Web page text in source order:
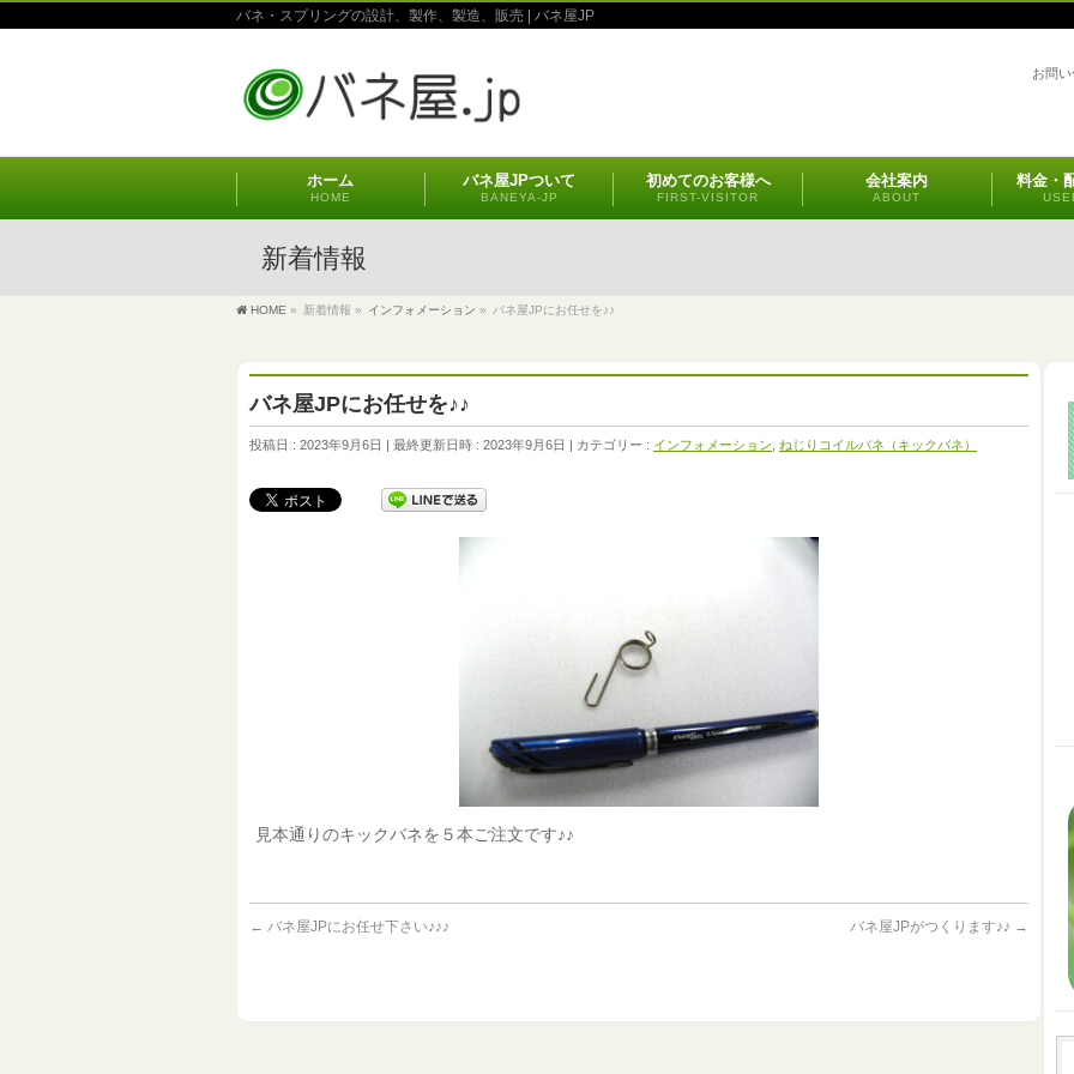
バネ・スプリングの設計、製作、製造、販売 | バネ屋JP
お問
ホーム
HOME
バネ屋JPついて
BANEYA-JP
初めてのお客様へ
FIRST-VISITOR
会社案内
ABOUT
料金・
新着情報
HOME » 新着情報 » インフォメーション » バネ屋JPにお任せを♪♪
バネ屋JPにお任せを♪♪
投稿日 : 2023年9月6日 最終更新日時 : 2023年9月6日 カテゴリー : インフォメーション ねじりコイルバネ（キックバネ）
見本通りのキックバネを５本ご注文です♪♪
← バネ屋JPにお任せ下さい♪♪♪ バネ屋JPがつくります♪♪ →